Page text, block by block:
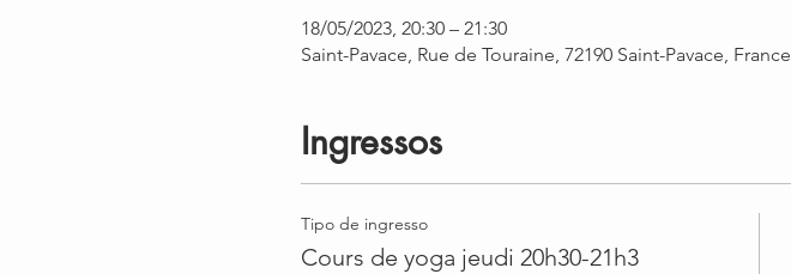
18/05/2023, 20:30 – 21:30
Saint-Pavace, Rue de Touraine, 72190 Saint-Pavace, France
Ingressos
Tipo de ingresso
Cours de yoga jeudi 20h30-21h3